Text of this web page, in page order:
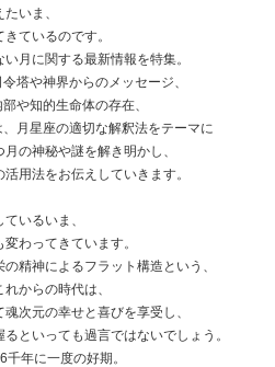
いま、
ているのです。
月に関する最新情報を特集。
塔や神界からのメッセージ、
や知的生命体の存在、
月星座の適切な解釈法をテーマに
の神秘や謎を解き明かし、
用法をお伝えしていきます。
いるいま、
わってきています。
精神によるフラット構造という、
からの時代は、
次元の幸せと喜びを享受し、
といっても過言ではないでしょう。
年に一度の好期。